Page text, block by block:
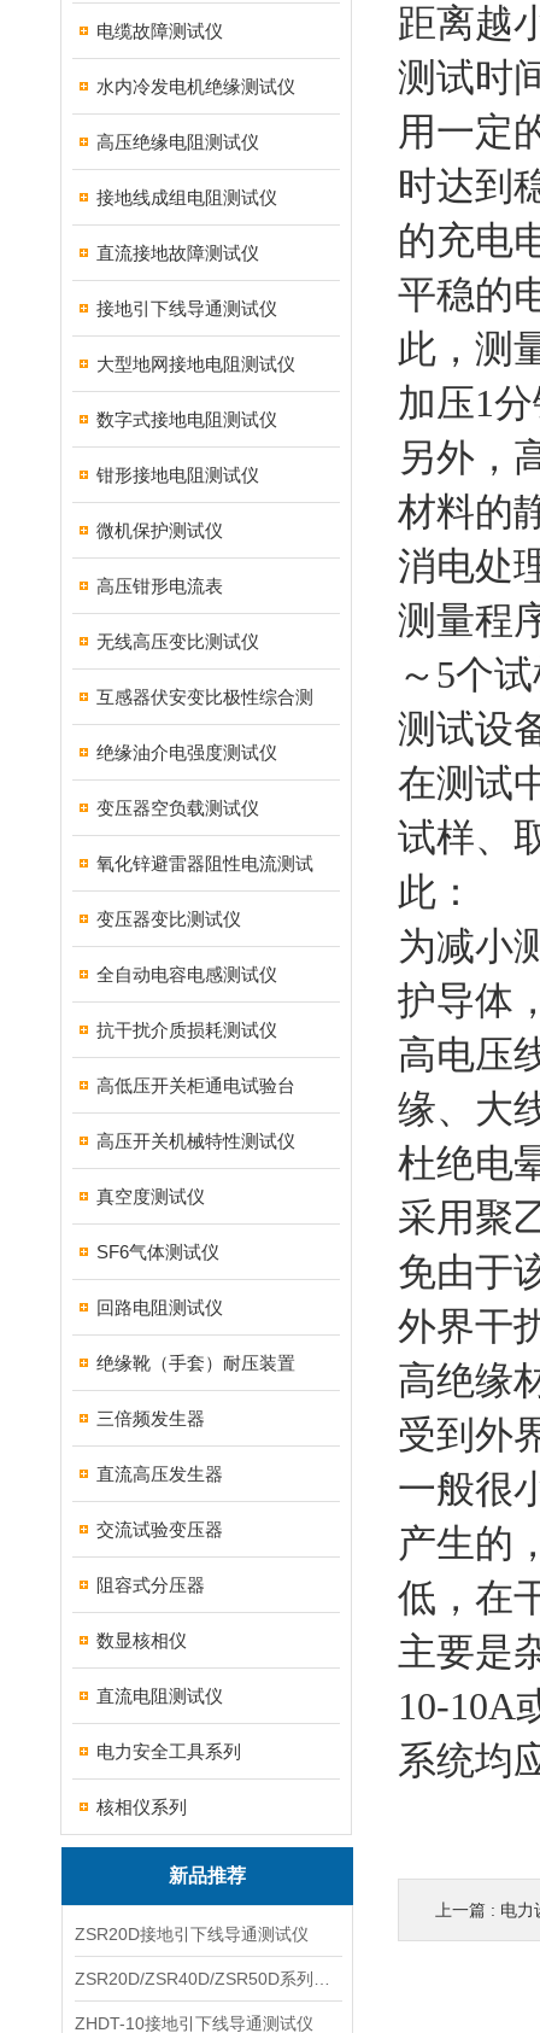
电缆故障测试仪
水内冷发电机绝缘测试仪
高压绝缘电阻测试仪
接地线成组电阻测试仪
直流接地故障测试仪
接地引下线导通测试仪
大型地网接地电阻测试仪
数字式接地电阻测试仪
钳形接地电阻测试仪
微机保护测试仪
高压钳形电流表
无线高压变比测试仪
互感器伏安变比极性综合测
绝缘油介电强度测试仪
变压器空负载测试仪
氧化锌避雷器阻性电流测试
变压器变比测试仪
全自动电容电感测试仪
抗干扰介质损耗测试仪
高低压开关柜通电试验台
高压开关机械特性测试仪
真空度测试仪
SF6气体测试仪
回路电阻测试仪
绝缘靴（手套）耐压装置
三倍频发生器
直流高压发生器
交流试验变压器
阻容式分压器
数显核相仪
直流电阻测试仪
电力安全工具系列
核相仪系列
新品推荐
ZSR20D接地引下线导通测试仪
ZHDT-10接地引下线导通测试仪
距离越
测试时
用一定
时达到
的充电
平稳的
此，测
加压1
另外，
材料的
消电处
测量程
～5个
测试设
在测试
试样、
此：
为减小
护导体
高电压
缘、大
杜绝电
采用聚
免由于
外界干
高绝缘
受到外
一般很
产生的
低，在
主要是
10-10A
系统均
上一篇 : 电力